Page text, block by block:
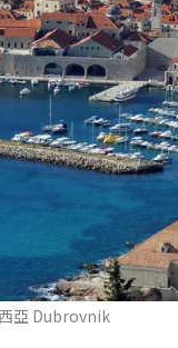
亞 Dubrovnik